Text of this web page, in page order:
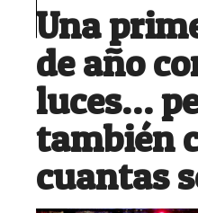
Una
de año
luces…
también
cuantas